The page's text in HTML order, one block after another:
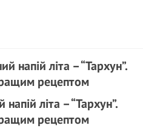
літа – “Тархун”.
рецептом